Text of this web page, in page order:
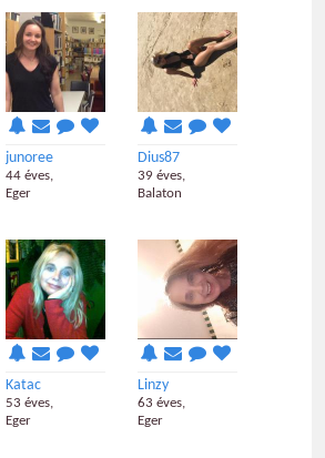
junoree
44 éves,
Eger
Dius87
39 éves,
Balaton
Katac
53 éves,
Eger
Linzy
63 éves,
Eger